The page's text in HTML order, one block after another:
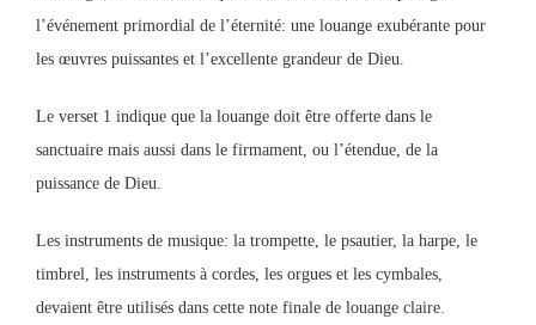
l’événement primordial de l’éternité: une louange exubérante pour
les œuvres puissantes et l’excellente grandeur de Dieu.
Le verset 1 indique que la louange doit être offerte dans le
sanctuaire mais aussi dans le firmament, ou l’étendue, de la
puissance de Dieu.
Les instruments de musique: la trompette, le psautier, la harpe, le
timbrel, les instruments à cordes, les orgues et les cymbales,
devaient être utilisés dans cette note finale de louange claire.